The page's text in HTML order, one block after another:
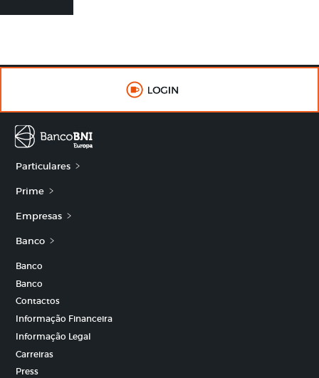
Particulares
Prime
Empresas
Banco
Banco
Banco
Contactos
Informação Financeira
Informação Legal
Carreiras
Press